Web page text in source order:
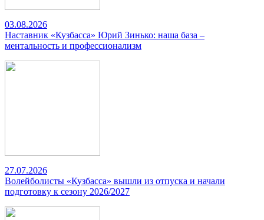
03.08.2026
Наставник «Кузбасса» Юрий Зинько: наша база –
ментальность и профессионализм
27.07.2026
Волейболисты «Кузбасса» вышли из отпуска и начали
подготовку к сезону 2026/2027